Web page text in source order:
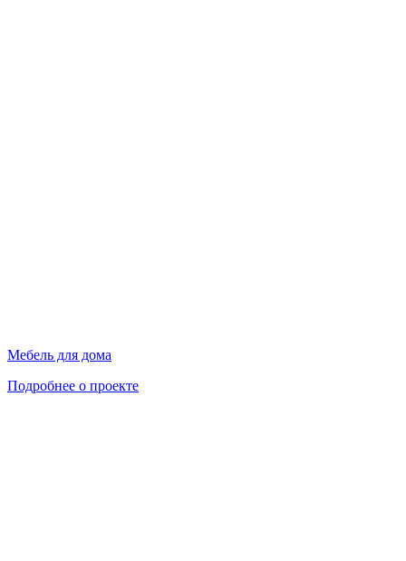
Мебель для дома
Подробнее о проекте